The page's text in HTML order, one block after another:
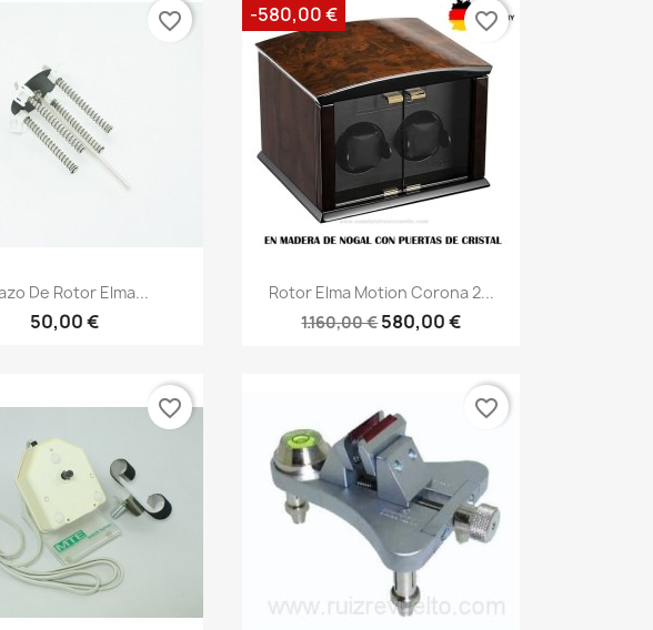
De Rotor Elma...
50,00 €
favorite_border
Rotor Elma Motion Corona 2...
1.160,00 €580,00 €
-580,00 € favorite_border
favorite_border favorite_border